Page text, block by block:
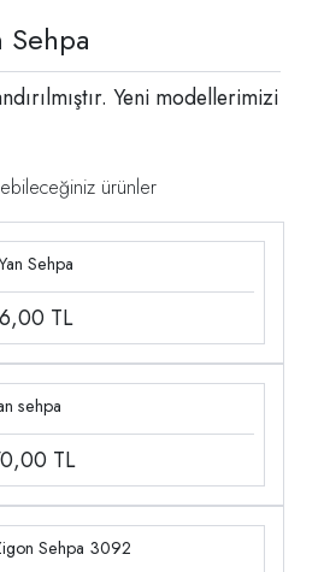
Sehpa
Yeni modellerimizi
ürünler
Sehpa
TL
sehpa
TL
Sehpa 3092